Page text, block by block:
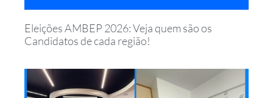
Eleições AMBEP 2026: Veja quem são os
Candidatos de cada região!